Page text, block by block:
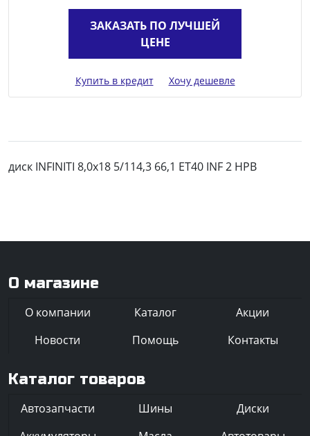
ЗАКАЗАТЬ ПО ЛУЧШЕЙ
ЦЕНЕ
Купить в кредит Хочу дешевле
диск INFINITI 8,0x18 5/114,3 66,1 ET40 INF 2 HPB
О магазине
О компании Каталог
Акции
Новости
Помощь Контакты
Каталог товаров
Автозапчасти Шины
Диски